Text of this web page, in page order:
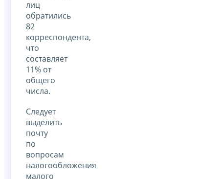
лиц
обратились
82
корреспондента,
что
составляет
11% от
общего
числа.
Следует
выделить
почту
по
вопросам
налогообложения
малого